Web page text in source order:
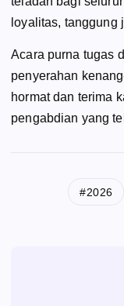
loyalitas, tanggung
Acara purna tugas
penyerahan
hormat dan terima
pengabdian yang
2026